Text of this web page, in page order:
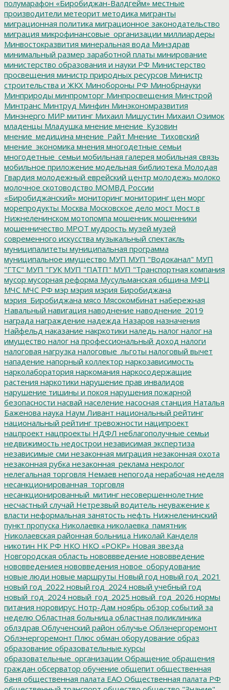
полумарафон «Биробиджан-Валдгейм» местные
производители метеорит методика мигранты
миграционная политика миграционное законодательство
миграция микрофинансовые_организации миллиардеры
Минвостокразвития минеральная вода Минздрав
минимальный размер заработной платы минирование
министерство образования и науки РФ Министерство
просвещения министр природных ресурсов Министр
строительства и ЖКХ Минобороны РФ Минобрнауки
Минприроды минпромторг Минпросвещения Минстрой
Минтранс Минтруд Минфин Минэкономразвития
Минэнерго МИР митинг Михаил Мишустин Михаил Озимок
младенцы Младушка мнение мнение_Кузовин
мнение_медицина мнение_Райт Мнение_Тиховский
мнение_экономика мнения многодетные семьи
многодетные_семьи мобильная галерея мобильная связь
мобильное приложение модельная библиотека Молодая
Гвардия молодежный еврейский центр молодежь молоко
молочное скотоводство МОМВД России
«Биробиджанский» мониторинг мониторинг цен морг
морепродукты Москва Московское дело мост Мост в
Нижнеленинском мотопомпа мошенник мошенники
мошенничество МРОТ мудрость музей музей
современного искусства музыкальный спектакль
муниципалитеты муниципальная программа
муниципальное имущество МУП МУП "Водоканал" МУП
"ГТС" МУП "ГУК МУП "ПАТП" МУП "Транспортная компания
мусор мусорная реформа Мусульманская община МФЦ
МЧС МЧС РФ мэр мэрия мэрия Биробиджана
мэрия_Биробиджана мясо Мясокомбинат набережная
Навальный навигация наводнение наводнение_2019
награда награждение надежда Назаров назначения
Найфельд наказание накркотики наледь налог налог на
имущество налог на профессиональный доход налоги
налоговая нагрузка налоговые_льготы налоговый вычет
нападение напорный коллектор наркозависимость
нарколаборатория наркомания наркосодержащие
растения наркотики нарушение прав инвалидов
нарушение тишины и покоя нарушения пожарной
безопасности насвай население насосная станция Наталья
Баженова наука Наум Ливант национальный рейтинг
национальный рейтинг тревожности наципроект
нацпроект нацпроекты НДФЛ неблагополучные семьи
недвижимость недострои независимая экспертиза
независимые сми незаконная миграция незаконная охота
незаконная рубка незаконная_реклама некролог
нелегальная торговля Немаев непогода нерабочая неделя
несанкционированная_торговля
несанкционированный_митинг несовершеннолетние
несчастный случай Нетрезвый водитель неуважение к
власти неформальная занятость нефть Нижнеленинский
пункт пропуска Николаевка николаевка_памятник
Николаевская районная больница Николай Канделя
никотин НК РФ НКО НКО «РОКР» Новая звезда
Новгородская область нововвведение нововведение
нововведениея нововведения новое_оборудование
новые люди новые маршруты Новый год новый год_2021
новый год_2022 новый год_2024 новый учебный год
новый_год_2024 новый_год_2025 новый_год_2026 нормы
питания норовирус Нотр-Дам ноябрь обзор событий за
неделю Областная больница областная поликлиника
облздрав Облученский район облучье Облэнергоремонт
Облэнергоремонт Плюс обман оборудование образ
образование образовательные курсы
образовательные_организации Обращение обращения
граждан обсерватор обучение общепит общественная
баня общественная палата ЕАО Общественная палата РФ